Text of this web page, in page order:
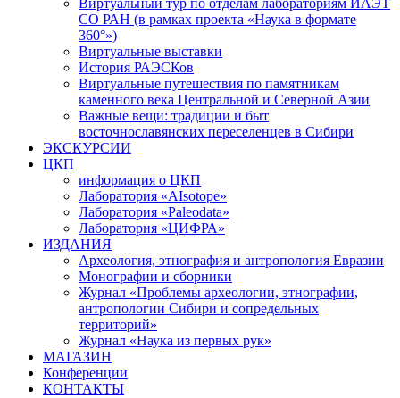
Виртуальный тур по отделам лабораториям ИАЭТ
СО РАН (в рамках проекта «Наука в формате
360°»)
Виртуальные выставки
История РАЭСКов
Виртуальные путешествия по памятникам
каменного века Центральной и Северной Азии
Важные вещи: традиции и быт
восточнославянских переселенцев в Сибири
ЭКСКУРСИИ
ЦКП
информация о ЦКП
Лаборатория «AIsotope»
Лаборатория «Paleodata»
Лаборатория «ЦИФРА»
ИЗДАНИЯ
Археология, этнография и антропология Евразии
Монографии и сборники
Журнал «Проблемы археологии, этнографии,
антропологии Сибири и сопредельных
территорий»
Журнал «Наука из первых рук»
МАГАЗИН
Конференции
КОНТАКТЫ